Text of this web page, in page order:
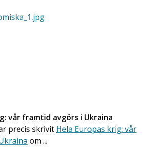
vår framtid avgörs i Ukraina
precis skrivit Hela Europas krig: vår
om ...